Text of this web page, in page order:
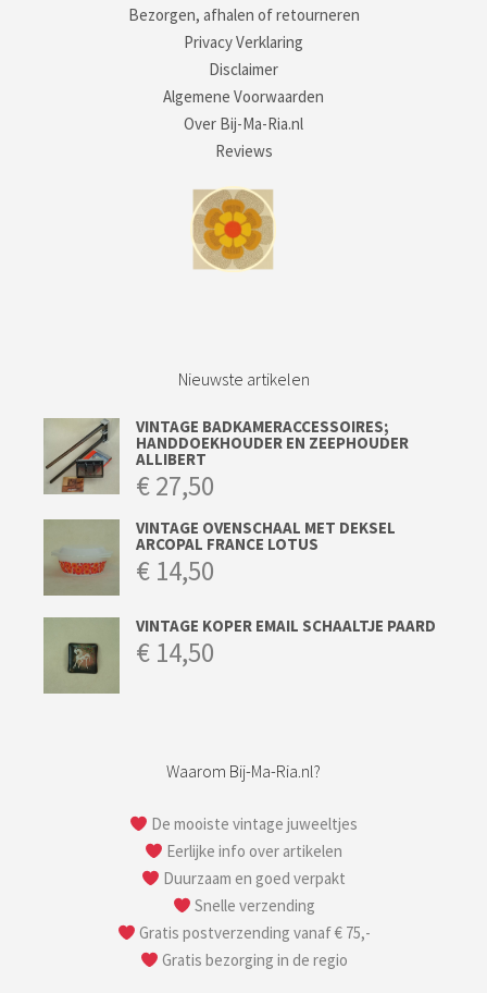
Bezorgen, afhalen of retourneren
Privacy Verklaring
Disclaimer
Algemene Voorwaarden
Over Bij-Ma-Ria.nl
Reviews
Nieuwste artikelen
VINTAGE BADKAMERACCESSOIRES;
HANDDOEKHOUDER EN ZEEPHOUDER
ALLIBERT
€27,50
VINTAGE OVENSCHAAL MET DEKSEL
ARCOPAL FRANCE LOTUS
€ 14,50
VINTAGE KOPER EMAIL SCHAALTJE PAARD
€ 14,50
Waarom Bij-Ma-Ria.nl?
De mooiste vintage juweeltjes
Eerlijke info over artikelen
Duurzaam en goed verpakt
Snelle verzending
Gratis postverzending vanaf € 75,-
Gratis bezorging in de regio